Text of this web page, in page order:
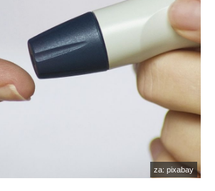
za: pixabay